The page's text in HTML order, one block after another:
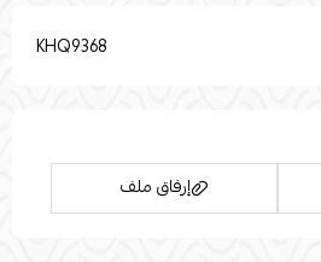
على جو من الراحة والأناقة في
KHQ9368
إرفاق ملف